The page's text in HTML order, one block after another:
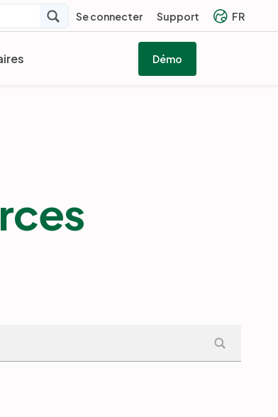
Se connecter Support FR
Démo